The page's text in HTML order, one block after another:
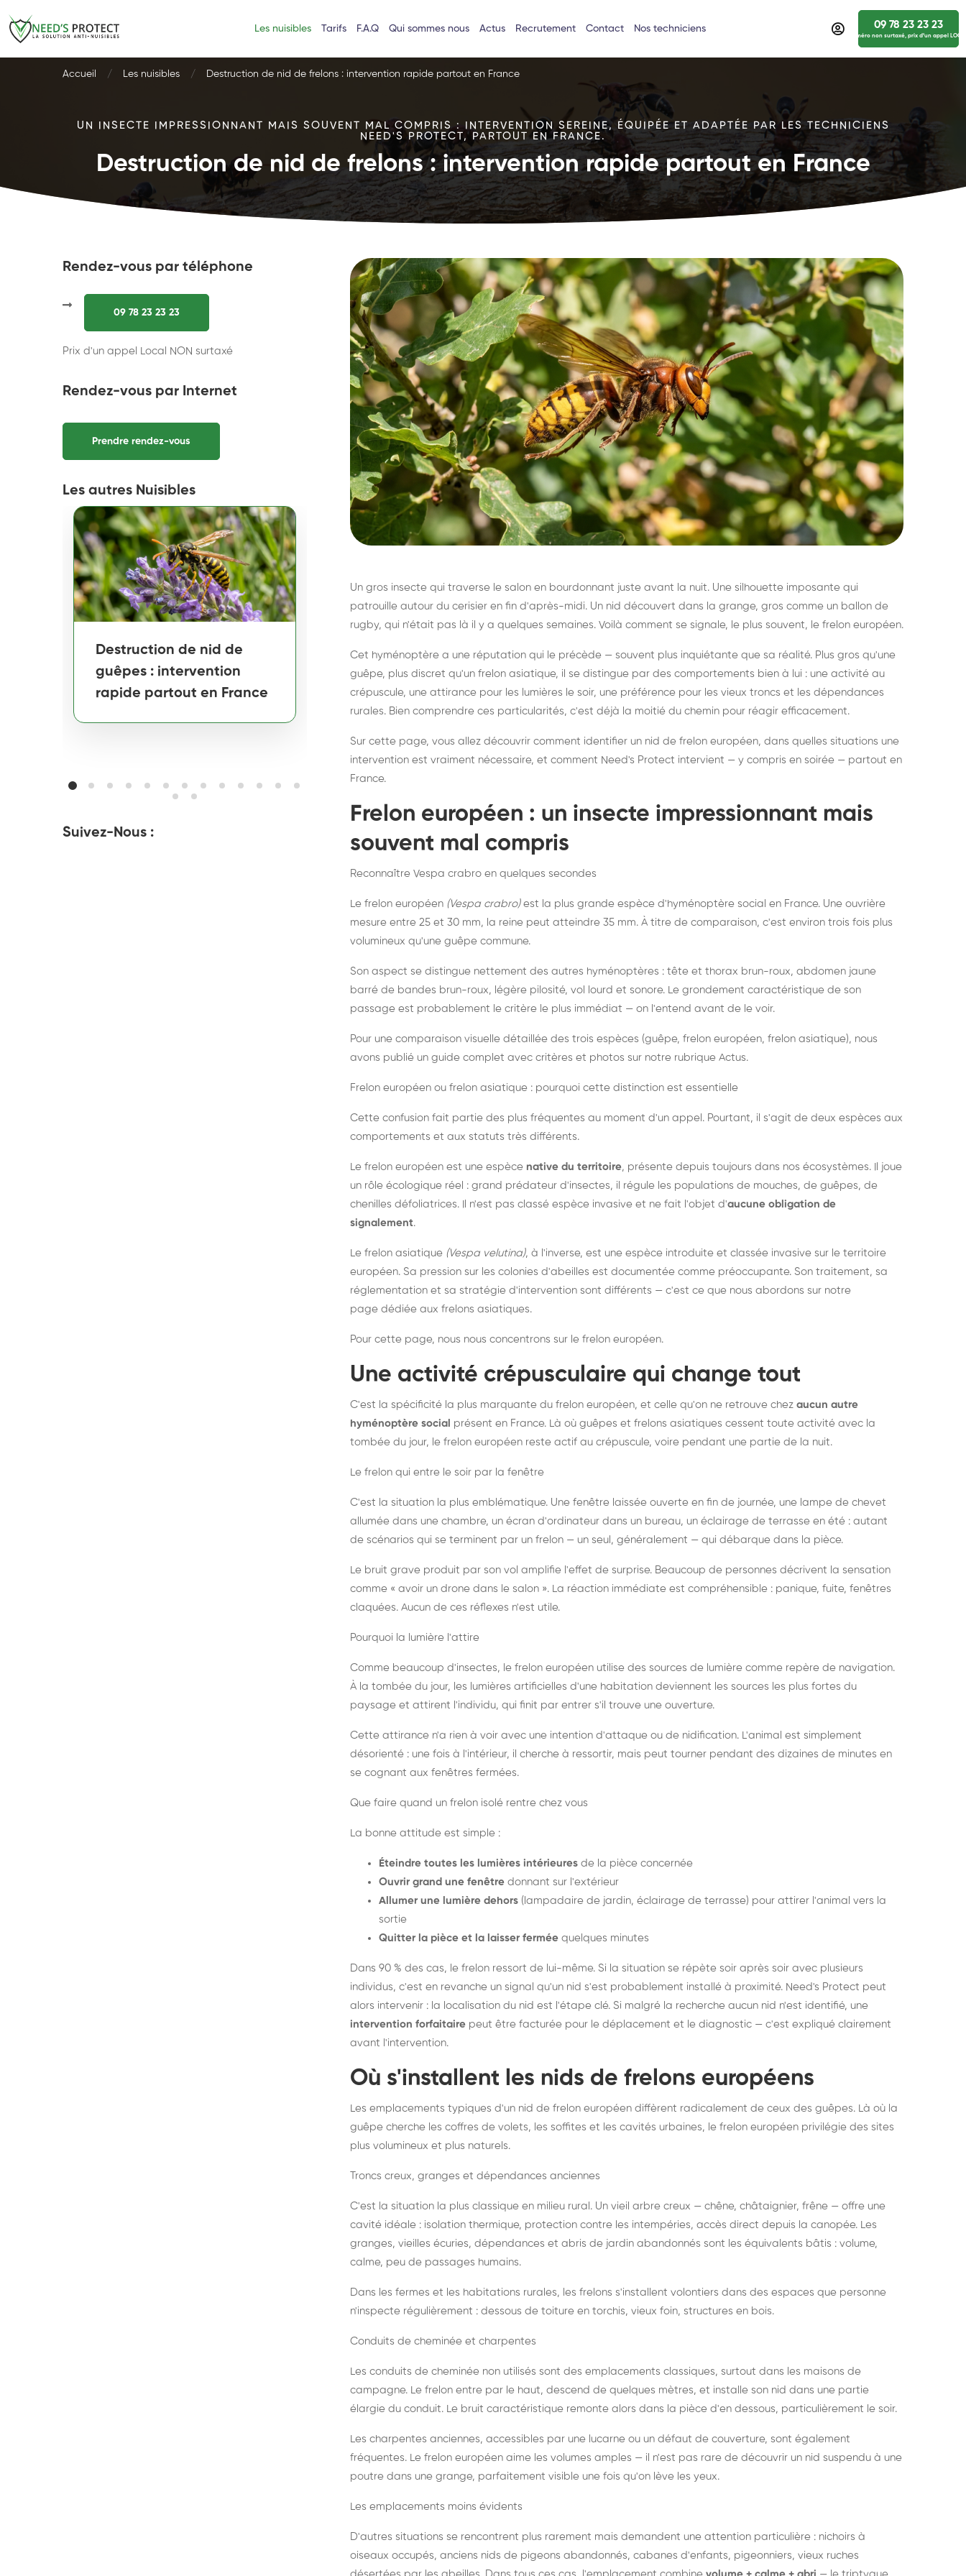
Les nuisibles Tarifs F.A.Q Qui sommes nous Actus Recrutement Contact Nos techniciens 09 78 23 23 23
numéro non surtaxé, prix d’un appel
Accueil Les nuisibles Destruction de nid de frelons : intervention rapide partout en France
UN INSECTE IMPRESSIONNANT MAIS SOUVENT MAL COMPRIS : INTERVENTION SEREINE, ÉQUIPÉE ET ADAPTÉE PAR LES TECHNICIENS
NEED'S PROTECT, PARTOUT EN FRANCE.
Destruction de nid de frelons : intervention rapide partout en France
Rendez-vous par téléphone
09 78 23 23 23
Prix d'un appel Local NON surtaxé
Rendez-vous par Internet
Prendre rendez-vous
Les autres Nuisibles
Destruction de nid de
guêpes : intervention
rapide partout en France
Destruction de nid de
frelons asiatiques :
intervention partout en
France
Dératisation : éliminer
durablement rats et
souris, partout en France
Suivez-Nous :
Un gros insecte qui traverse le salon en bourdonnant juste avant la nuit. Une silhouette imposante qui
patrouille autour du cerisier en fin d'après-midi. Un nid découvert dans la grange, gros comme un ballon de
rugby, qui n'était pas là il y a quelques semaines. Voilà comment se signale, le plus souvent, le frelon européen.
Cet hyménoptère a une réputation qui le précède — souvent plus inquiétante que sa réalité. Plus gros qu'une
guêpe, plus discret qu'un frelon asiatique, il se distingue par des comportements bien à lui : une activité au
crépuscule, une attirance pour les lumières le soir, une préférence pour les vieux troncs et les dépendances
rurales. Bien comprendre ces particularités, c'est déjà la moitié du chemin pour réagir efficacement.
Sur cette page, vous allez découvrir comment identifier un nid de frelon européen, dans quelles situations une
intervention est vraiment nécessaire, et comment Need's Protect intervient — y compris en soirée — partout en
France.
Frelon européen : un insecte impressionnant mais
souvent mal compris
Reconnaître Vespa crabro en quelques secondes
Le frelon européen (Vespa crabro)est la plus grande espèce d'hyménoptère social en France. Une ouvrière
mesure entre 25 et 30 mm, la reine peut atteindre 35 mm. À titre de comparaison, c'est environ trois fois plus
volumineux qu'une guêpe commune.
Son aspect se distingue nettement des autres hyménoptères : tête et thorax brun-roux, abdomen jaune
barré de bandes brun-roux, légère pilosité, vol lourd et sonore. Le grondement caractéristique de son
passage est probablement le critère le plus immédiat — on l'entend avant de le voir.
Pour une comparaison visuelle détaillée des trois espèces (guêpe, frelon européen, frelon asiatique), nous
avons publié un guide complet avec critères et photos sur notre rubrique Actus.
Frelon européen ou frelon asiatique : pourquoi cette distinction est essentielle
Cette confusion fait partie des plus fréquentes au moment d'un appel. Pourtant, il s'agit de deux espèces aux
comportements et aux statuts très différents.
Le frelon européen est une espèce native du territoire, présente depuis toujours dans nos écosystèmes. Il joue
un rôle écologique réel : grand prédateur d'insectes, il régule les populations de mouches, de guêpes, de
chenilles défoliatrices. Il n'est pas classé espèce invasive et ne fait l'objet d'aucune obligation de
signalement.
Le frelon asiatique (Vespa velutina), à l'inverse, est une espèce introduite et classée invasive sur le territoire
européen. Sa pression sur les colonies d'abeilles est documentée comme préoccupante. Son traitement, sa
réglementation et sa stratégie d'intervention sont différents — c'est ce que nous abordons sur notre
page dédiée aux frelons asiatiques.
Pour cette page, nous nous concentrons sur le frelon européen.
Une activité crépusculaire qui change tout
C'est la spécificité la plus marquante du frelon européen, et celle qu'on ne retrouve chez aucun autre
hyménoptère social présent en France. Là où guêpes et frelons asiatiques cessent toute activité avec la
tombée du jour, le frelon européen reste actif au crépuscule, voire pendant une partie de la nuit.
Le frelon qui entre le soir par la fenêtre
C'est la situation la plus emblématique. Une fenêtre laissée ouverte en fin de journée, une lampe de chevet
allumée dans une chambre, un écran d'ordinateur dans un bureau, un éclairage de terrasse en été : autant
de scénarios qui se terminent par un frelon — un seul, généralement — qui débarque dans la pièce.
Le bruit grave produit par son vol amplifie l'effet de surprise. Beaucoup de personnes décrivent la sensation
comme « avoir un drone dans le salon ». La réaction immédiate est compréhensible : panique, fuite, fenêtres
claquées. Aucun de ces réflexes n'est utile.
Pourquoi la lumière l'attire
Comme beaucoup d'insectes, le frelon européen utilise des sources de lumière comme repère de navigation.
À la tombée du jour, les lumières artificielles d'une habitation deviennent les sources les plus fortes du
paysage et attirent l'individu, qui finit par entrer s'il trouve une ouverture.
Cette attirance n'a rien à voir avec une intention d'attaque ou de nidification. L'animal est simplement
désorienté : une fois à l'intérieur, il cherche à ressortir, mais peut tourner pendant des dizaines de minutes en
se cognant aux fenêtres fermées.
Que faire quand un frelon isolé rentre chez vous
La bonne attitude est simple :
Éteindre toutes les lumières intérieures de la pièce concernée
Ouvrir grand une fenêtre donnant sur l'extérieur
Allumer une lumière dehors (lampadaire de jardin, éclairage de terrasse) pour attirer l'animal vers la
sortie
Quitter la pièce et la laisser fermée quelques minutes
Dans 90 % des cas, le frelon ressort de lui-même. Si la situation se répète soir après soir avec plusieurs
individus, c'est en revanche un signal qu'un nid s'est probablement installé à proximité. Need's Protect peut
alors intervenir : la localisation du nid est l'étape clé. Si malgré la recherche aucun nid n'est identifié, une
intervention forfaitaire peut être facturée pour le déplacement et le diagnostic — c'est expliqué clairement
avant l'intervention.
Où s'installent les nids de frelons européens
Les emplacements typiques d'un nid de frelon européen diffèrent radicalement de ceux des guêpes. Là où la
guêpe cherche les coffres de volets, les soffites et les cavités urbaines, le frelon européen privilégie des sites
plus volumineux et plus naturels.
Troncs creux, granges et dépendances anciennes
C'est la situation la plus classique en milieu rural. Un vieil arbre creux — chêne, châtaignier, frêne — offre une
cavité idéale : isolation thermique, protection contre les intempéries, accès direct depuis la canopée. Les
granges, vieilles écuries, dépendances et abris de jardin abandonnés sont les équivalents bâtis : volume,
calme, peu de passages humains.
Dans les fermes et les habitations rurales, les frelons s'installent volontiers dans des espaces que personne
n'inspecte régulièrement : dessous de toiture en torchis, vieux foin, structures en bois.
Conduits de cheminée et charpentes
Les conduits de cheminée non utilisés sont des emplacements classiques, surtout dans les maisons de
campagne. Le frelon entre par le haut, descend de quelques mètres, et installe son nid dans une partie
élargie du conduit. Le bruit caractéristique remonte alors dans la pièce d'en dessous, particulièrement le soir.
Les charpentes anciennes, accessibles par une lucarne ou un défaut de couverture, sont également
fréquentes. Le frelon européen aime les volumes amples — il n'est pas rare de découvrir un nid suspendu à une
poutre dans une grange, parfaitement visible une fois qu'on lève les yeux.
Les emplacements moins évidents
D'autres situations se rencontrent plus rarement mais demandent une attention particulière : nichoirs à
oiseaux occupés, anciens nids de pigeons abandonnés, cabanes d'enfants, pigeonniers, vieux ruches